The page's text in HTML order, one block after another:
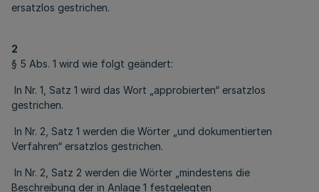
ersatzlos gestrichen.
2
§ 5 Abs. 1 wird wie folgt geändert:
In Nr. 1, Satz 1 wird das Wort „approbierten“ ersatzlos
gestrichen.
In Nr. 2, Satz 1 werden die Wörter „und dokumentierten
Verfahren“ ersatzlos gestrichen.
In Nr. 2, Satz 2 werden die Wörter „mindestens die
Beschreibung der in Anlage 1 festgelegten